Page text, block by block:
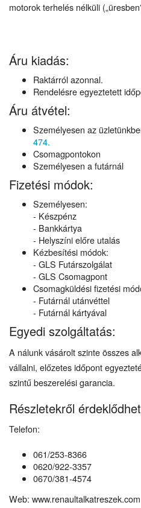
motorok terhelés nélküli
Áru kiadás:
Raktárról azonnal.
Rendelésre egyeztetett
Áru átvétel:
Személyesen az
474.
Csomagpontokon
Személyesen a futárnál
Fizetési módok:
Személyesen:
- Készpénz
- Bankkártya
- Helyszíni előre utalás
Kézbesítési módok:
- GLS Futárszolgálat
- GLS Csomagpont
Csomagküldési fizetési
- Futárnál utánvéttel
- Futárnál kártyával
Egyedi szolgáltatás:
A nálunk vásárolt szinte összes
vállalni, előzetes időpont
szintű beszerelési garancia.
Részletekről
Telefon:
061/253-8366
0620/922-3357
0670/381-4574
Web: www.renaultalkatreszek.com